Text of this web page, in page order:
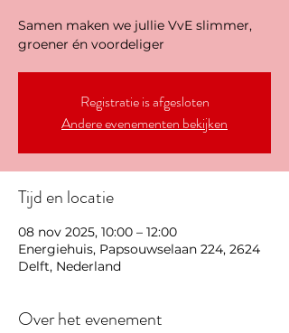
Samen maken we jullie VvE slimmer,
groener én voordeliger
Registratie is afgesloten
Andere evenementen bekijken
Tijd en locatie
08 nov 2025, 10:00 – 12:00
Energiehuis, Papsouwselaan 224, 2624
Delft, Nederland
Over het evenement